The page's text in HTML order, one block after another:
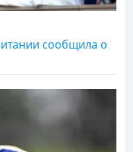
сообщила о